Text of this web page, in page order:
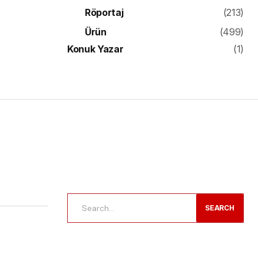
Röportaj
(213)
Ürün
(499)
Konuk Yazar
(1)
SEARCH